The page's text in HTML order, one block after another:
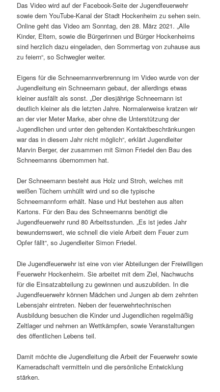
Das Video wird auf der Facebook-Seite der Jugendfeuerwehr
sowie dem YouTube-Kanal der Stadt Hockenheim zu sehen sein.
Online geht das Video am Sonntag, den 28. März 2021. „Alle
Kinder, Eltern, sowie die Bürgerinnen und Bürger Hockenheims
sind herzlich dazu eingeladen, den Sommertag von zuhause aus
zu feiern“, so Schwegler weiter.
Eigens für die Schneemannverbrennung im Video wurde von der
Jugendleitung ein Schneemann gebaut, der allerdings etwas
kleiner ausfällt als sonst. „Der diesjährige Schneemann ist
deutlich kleiner als die letzten Jahre. Normalerweise kratzen wir
an der vier Meter Marke, aber ohne die Unterstützung der
Jugendlichen und unter den geltenden Kontaktbeschränkungen
war das in diesem Jahr nicht möglich“, erklärt Jugendleiter
Marvin Berger, der zusammen mit Simon Friedel den Bau des
Schneemanns übernommen hat.
Der Schneemann besteht aus Holz und Stroh, welches mit
weißen Tüchern umhüllt wird und so die typische
Schneemannform erhält. Nase und Hut bestehen aus alten
Kartons. Für den Bau des Schneemanns benötigt die
Jugendfeuerwehr rund 80 Arbeitsstunden. „Es ist jedes Jahr
bewundernswert, wie schnell die viele Arbeit dem Feuer zum
Opfer fällt“, so Jugendleiter Simon Friedel.
Die Jugendfeuerwehr ist eine von vier Abteilungen der Freiwilligen
Feuerwehr Hockenheim. Sie arbeitet mit dem Ziel, Nachwuchs
für die Einsatzabteilung zu gewinnen und auszubilden. In die
Jugendfeuerwehr können Mädchen und Jungen ab dem zehnten
Lebensjahr eintreten. Neben der feuerwehrtechnischen
Ausbildung besuchen die Kinder und Jugendlichen regelmäßig
Zeltlager und nehmen an Wettkämpfen, sowie Veranstaltungen
des öffentlichen Lebens teil.
Damit möchte die Jugendleitung die Arbeit der Feuerwehr sowie
Kameradschaft vermitteln und die persönliche Entwicklung
stärken.